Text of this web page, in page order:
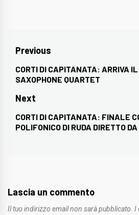
Navigazione
articoli
Previous
Previous
post:
CORTI DI CAPITANATA: ARRIVA IL
SAXOPHONE QUARTET
Next
Next
post:
CORTI DI CAPITANATA: FINALE
POLIFONICO DI RUDA DIRETTO
Lascia un commento
Il tuo indirizzo email non sarà pubblicato. I